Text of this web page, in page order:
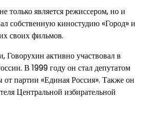
только является режиссером, но и
собственную киностудию «Город» и
своих фильмов.
Говорухин активно участвовал в
В 1999 году он стал депутатом
партии «Единая Россия». Также он
Центральной избирательной